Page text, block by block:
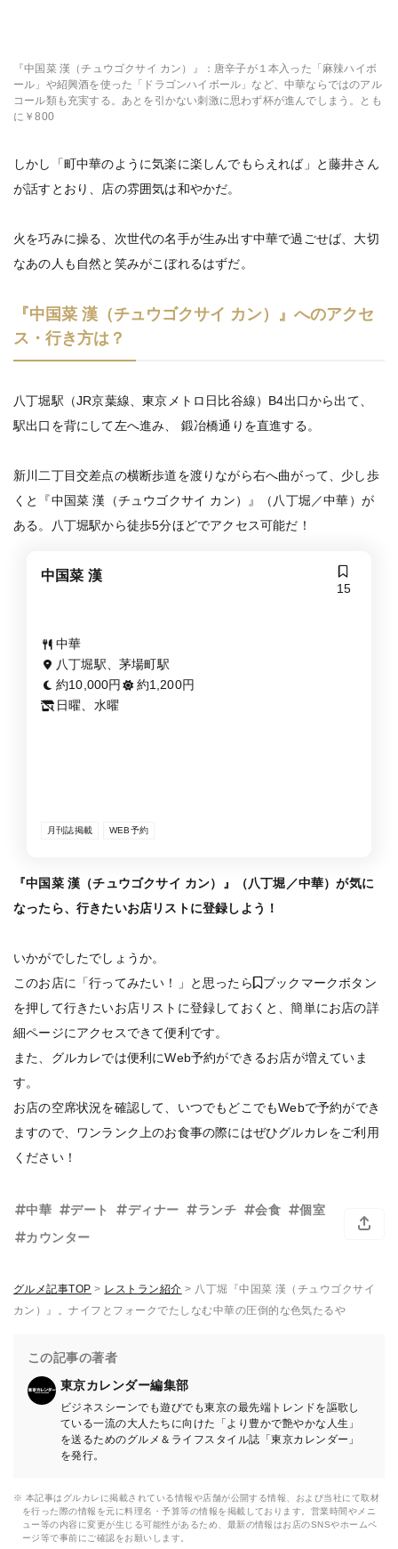
『中国菜 漢（チュウゴクサイ カン）』：唐辛子が１本入った「麻辣ハイボ
ール」や紹興酒を使った「ドラゴンハイボール」など、中華ならではのアル
コール類も充実する。あとを引かない刺激に思わず杯が進んでしまう。とも
に￥800
しかし「町中華のように気楽に楽しんでもらえれば」と藤井さん
が話すとおり、店の雰囲気は和やかだ。
火を巧みに操る、次世代の名手が生み出す中華で過ごせば、大切
なあの人も自然と笑みがこぼれるはずだ。
『中国菜 漢（チュウゴクサイ カン）』へのアクセ
ス・行き方は？
八丁堀駅（JR京葉線、東京メトロ日比谷線）B4出口から出て、
駅出口を背にして左へ進み、 鍛冶橋通りを直進する。
新川二丁目交差点の横断歩道を渡りながら右へ曲がって、少し歩
くと『中国菜 漢（チュウゴクサイ カン）』（八丁堀／中華）が
ある。八丁堀駅から徒歩5分ほどでアクセス可能だ！
中国菜 漢
15
中華
八丁堀駅、茅場町駅
約10,000円
約1,200円
日曜、水曜
月刊誌掲載 WEB予約
『中国菜 漢（チュウゴクサイ カン）』（八丁堀／中華）が気に
なったら、行きたいお店リストに登録しよう！
いかがでしたでしょうか。
このお店に「行ってみたい！」と思ったら
ブックマークボタン
を押して行きたいお店リストに登録しておくと、簡単にお店の詳
細ページにアクセスできて便利です。
また、グルカレでは便利にWeb予約ができるお店が増えていま
す。
お店の空席状況を確認して、いつでもどこでもWebで予約ができ
ますので、ワンランク上のお食事の際にはぜひグルカレをご利用
ください！
中華 デート ディナー ランチ 会食
個室
カウンター
グルメ記事TOP > レストラン紹介 > 八丁堀『中国菜 漢（チュウゴクサイ
カン）』。ナイフとフォークでたしなむ中華の圧倒的な色気たるや
この記事の著者
東京カレンダー編集部
ビジネスシーンでも遊びでも東京の最先端トレンドを謳歌し
ている一流の大人たちに向けた「より豊かで艶やかな人生」
を送るためのグルメ＆ライフスタイル誌「東京カレンダー」
を発行。
※ 本記事はグルカレに掲載されている情報や店舗が公開する情報、および当社にて取材
を行った際の情報を元に料理名・予算等の情報を掲載しております。営業時間やメニ
ュー等の内容に変更が生じる可能性があるため、最新の情報はお店のSNSやホームペ
ージ等で事前にご確認をお願いします。